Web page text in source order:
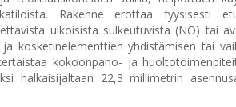
Rakenne erottaa fyysisesti
ulkoisista sulkeutuvista (NO) tai
kosketinelementtien yhdistämisen tai
kokoonpano- ja
halkaisijaltaan 22,3 millimetrin